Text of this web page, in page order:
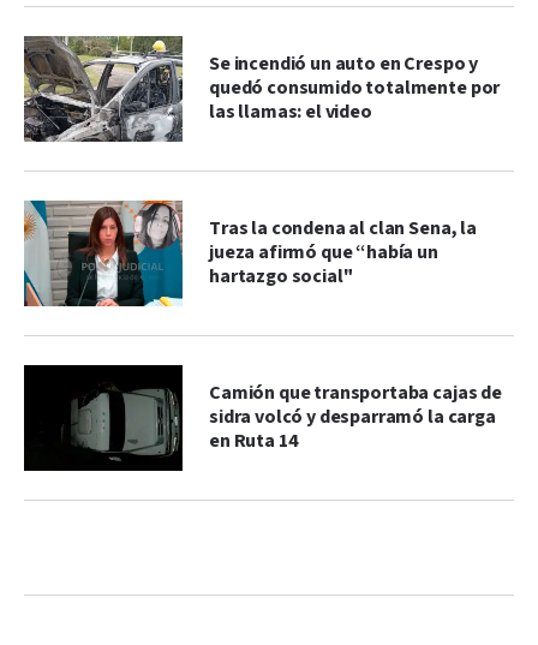
Se incendió un auto en Crespo y
quedó consumido totalmente por
las llamas: el video
Tras la condena al clan Sena, la
jueza afirmó que “había un
hartazgo social"
Camión que transportaba cajas de
sidra volcó y desparramó la carga
en Ruta 14